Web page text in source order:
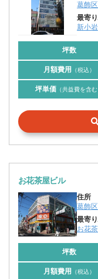
葛飾区
最寄
新小
坪数
月額費用 （税込）
坪単価 （共益費を含む
お花茶屋ビル
住所
葛飾区
最寄
お花
坪数
月額費用 （税込）